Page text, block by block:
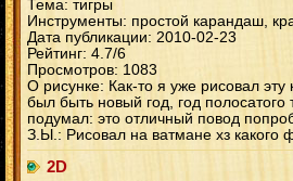
Тема: тигры
Инструменты: простой карандаш,
Дата публикации: 2010-02-23
Рейтинг: 4.7/6
Просмотров: 1083
О рисунке: Как-то я уже рисовал
был быть новый год, год
подумал: это отличный повод
З.Ы.: Рисовал на ватмане хз какого
2D